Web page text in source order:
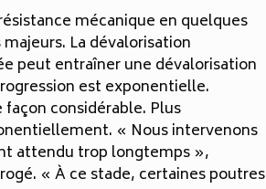
mécanique en quelques
La dévalorisation
peut entraîner une dévalorisation
est exponentielle.
considérable. Plus
« Nous intervenons
attendu trop longtemps »,
« À ce stade, certaines poutres